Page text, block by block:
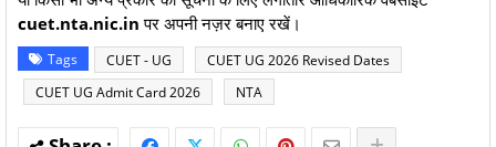
cuet.nta.nic.in पर अपनी नज़र बनाए रखें।
Tags CUET - UG
CUET UG 2026 Revised Dates
CUET UG Admit Card 2026
NTA